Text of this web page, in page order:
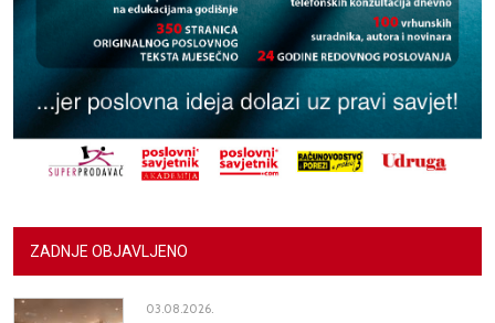
ZADNJE OBJAVLJENO
03.08.2026.